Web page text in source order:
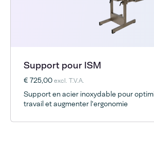
Support pour ISM
€ 725,00excl. T.V.A.
Support en acier inoxydable pour
travail et augmenter l'ergonomie